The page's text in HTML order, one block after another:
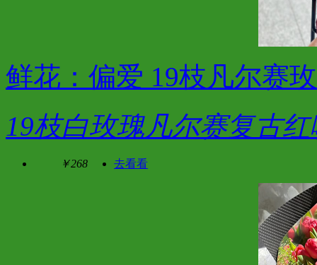
鲜花：偏爱 19枝凡尔赛
19枝白玫瑰凡尔赛复古
￥268 去看看